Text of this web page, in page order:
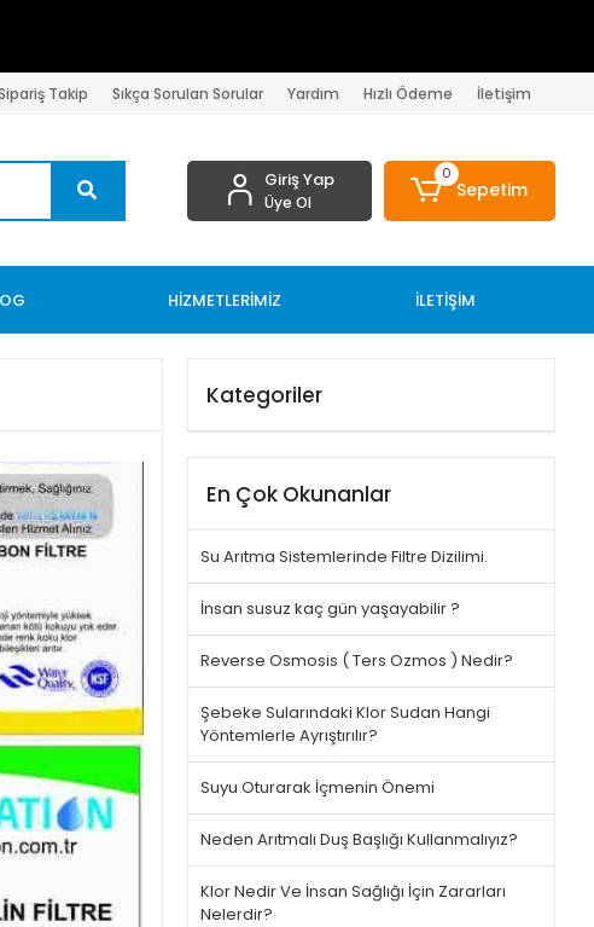
Takip Sıkça Sorulan Sorular Yardım Hızlı Ödeme İletişim
Giriş Yap
Üye Ol
0
Sepetim
HİZMETLERİMİZ İLETİŞİM
Kategoriler
En Çok Okunanlar
Su Arıtma Sistemlerinde Filtre Dizilimi.
İnsan susuz kaç gün yaşayabilir ?
Reverse Osmosis ( Ters Ozmos ) Nedir?
Şebeke Sularındaki Klor Sudan Hangi
Yöntemlerle Ayrıştırılır?
Suyu Oturarak İçmenin Önemi
Neden Arıtmalı Duş Başlığı Kullanmalıyız?
Klor Nedir Ve İnsan Sağlığı İçin Zararları
Nelerdir?